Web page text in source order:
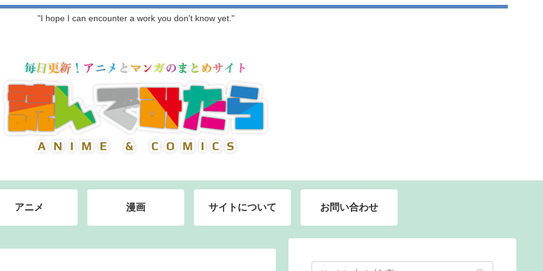
"I hope I can encounter a work you don't know yet."
アニメ 漫画 サイトについて お問い合わせ